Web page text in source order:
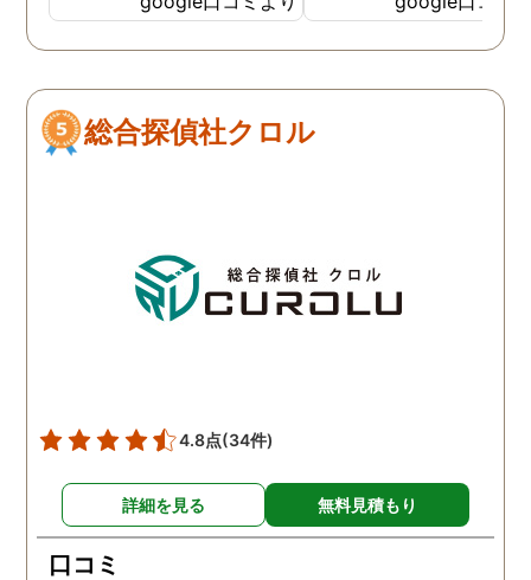
とても鮮明に写っていたの
で、再度、調査をお願いさ
度、自分でも行動パターン
の把握をしていましたが、
ズでした。 とくに、急なお
願いの時に人員を手配して
頂き、ホテルからの証拠を
後の事についてアドバイス
を頂いて、とても信頼出来
る探偵事務所さんだと、あ
らためて思いました。 事務
所の皆様にお世話になった
ので、クチコミの方書かせ
偵事務所です
総合探偵社クロル
4.8点(34件)
詳細を見る 無料見積もり
口コミ